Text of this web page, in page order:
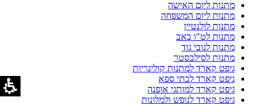
מתנות ליום האישה
מתנות ליום המשפחה
מתנות לולנטיין
מתנות לט"ו באב
מתנות לנובי גוד
מתנות לסילבסטר
גיפט קארד למתנות קולינריות
גיפט קארד לבתי ספא
גיפט קארד למותגי אופנה
גיפט קארד לנופש ולמלונות